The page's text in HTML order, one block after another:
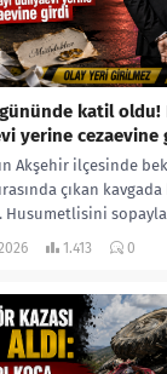
katil oldu!
yerine cezaevine
Akşehir ilçesinde
çıkan
Husumetlisini
neden olduğu iddia...
1.413 0